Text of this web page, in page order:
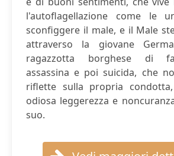
l'autoflagellazione come le
sconfiggere il male, e il Male
attraverso la giovane
ragazzotta borghese di
assassina e poi suicida, che
riflette sulla propria
odiosa leggerezza e
suo.